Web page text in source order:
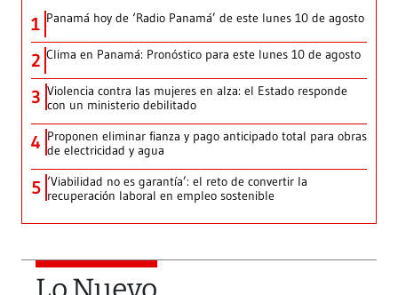
1 Panamá hoy de ‘Radio Panamá’ de este lunes 10 de agosto
2 Clima en Panamá: Pronóstico para este lunes 10 de agosto
3 Violencia contra las mujeres en alza: el Estado responde
con un ministerio debilitado
4 Proponen eliminar fianza y pago anticipado total para obras
de electricidad y agua
5 ‘Viabilidad no es garantía’: el reto de convertir la
recuperación laboral en empleo sostenible